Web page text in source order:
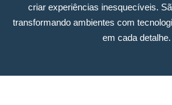
criar experiências inesquecíveis.
transformando ambientes com
em cada detalhe.